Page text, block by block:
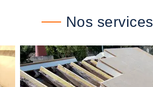
Nos services